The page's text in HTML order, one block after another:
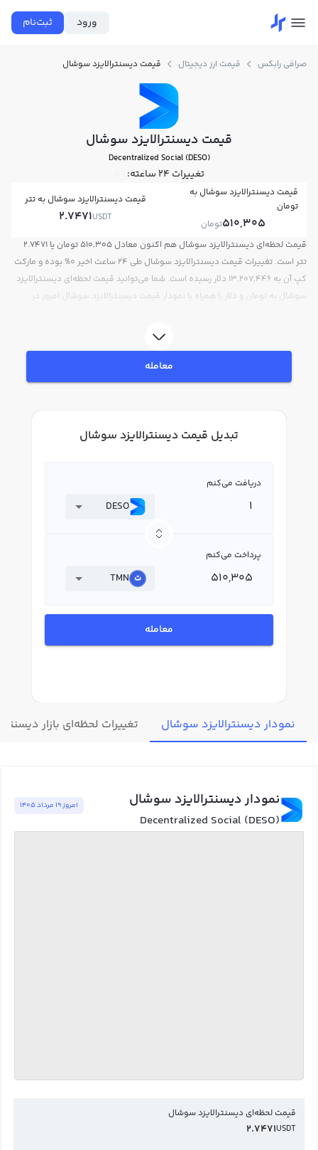
ورود ثبت‌نام
صرافی رابکس قیمت ارز دیجیتال قیمت دیسنترالایزد سوشال
قیمت دیسنترالایزد سوشال
Decentralized Social (DESO)
تغییرات ۲۴ ساعته: 0%
قیمت دیسنترالایزد سوشال به
تومان
510,305تومان
قیمت دیسنترالایزد سوشال به تتر
2.7471USDT
قیمت لحظه‌ای دیسنترالایزد سوشال هم اکنون معادل 510,305 تومان یا 2.7471
تتر است. تغییرات قیمت دیسنترالایزد سوشال طی 24 ساعت اخیر 0% بوده و مارکت
کپ آن به 13,207,446 دلار رسیده است. شما می‌توانید قیمت لحظه‌ای دیسنترالایزد
سوشال به تومان و دلار را همراه با نمودار قیمت دیسنترالایزد سوشال امروز در
معامله
تبدیل قیمت دیسنترالایزد سوشال
دریافت می‌کنم
DESO
پرداخت می‌کنم
TMN
معامله
نمودار دیسنترالایزد سوشال تغییرات لحظه‌ای بازار
نمودار دیسنترالایزد سوشال
Decentralized Social (DESO)
امروز ١٩ مرداد ١٤٠٥
قیمت لحظه‌ای دیسنترالایزد سوشال
USDT
2.7471